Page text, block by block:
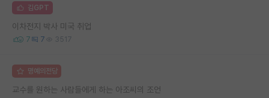
김GPT
이차전지 박사 미국 취업
7 7 3517
명예의전당
교수를 원하는 사람들에게 하는 아조씨의 조언